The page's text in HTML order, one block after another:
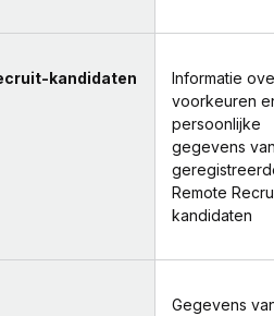
kandidaten
Informatie
voorkeuren
persoonlijke
gegevens
Remote
kandidaten
Gegevens